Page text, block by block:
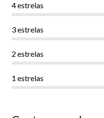
4 estrelas
3 estrelas
2 estrelas
1 estrelas